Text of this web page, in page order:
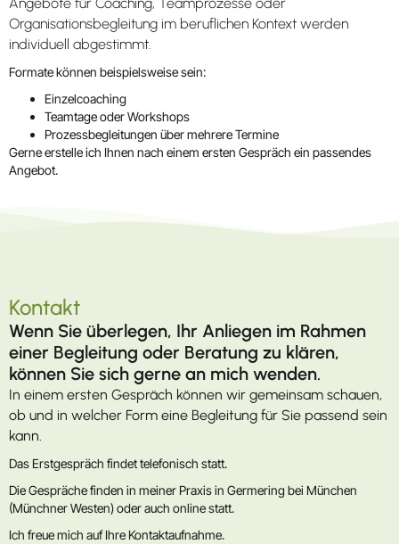
Organisationsbegleitung im beruflichen Kontext werden
individuell abgestimmt.
Formate können beispielsweise sein:
Einzelcoaching
Teamtage oder Workshops
Prozessbegleitungen über mehrere Termine
Gerne erstelle ich Ihnen nach einem ersten Gespräch ein passendes
Angebot.
Kontakt
Wenn Sie überlegen, Ihr Anliegen im Rahmen
einer Begleitung oder Beratung zu klären,
können Sie sich gerne an mich wenden.
In einem ersten Gespräch können wir gemeinsam schauen,
ob und in welcher Form eine Begleitung für Sie passend sein
kann.
Das Erstgespräch findet telefonisch statt.
Die Gespräche finden in meiner Praxis in Germering bei München
(Münchner Westen) oder auch online statt.
Ich freue mich auf Ihre Kontaktaufnahme.